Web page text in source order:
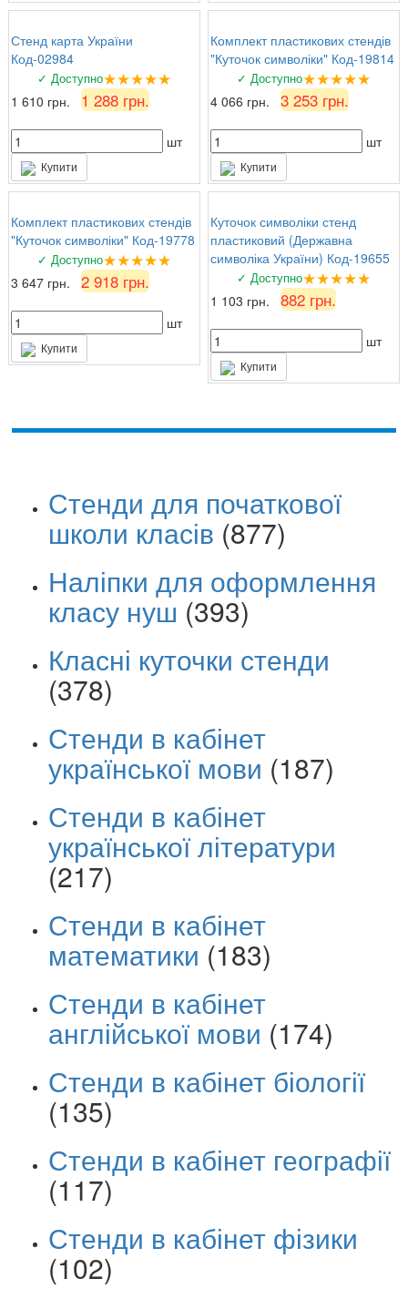
Стенд карта України
Код-02984
✓ Доступно★★★★★
1 610 грн. 1 288 грн.
шт
Купити
Комплект пластикових стендів
"Куточок символіки" Код-19814
✓ Доступно★★★★★
4 066 грн. 3 253 грн.
шт
Купити
Комплект пластикових стендів
"Куточок символіки" Код-19778
✓ Доступно★★★★★
3 647 грн. 2 918 грн.
шт
Купити
Куточок символіки стенд
пластиковий (Державна
символіка України) Код-19655
✓ Доступно★★★★★
1 103 грн. 882 грн.
шт
Купити
Стенди для початкової
школи класів (877)
Наліпки для оформлення
класу нуш (393)
Класні куточки стенди
(378)
Стенди в кабінет
української мови (187)
Стенди в кабінет
української літератури
(217)
Стенди в кабінет
математики (183)
Стенди в кабінет
англійської мови (174)
Стенди в кабінет біології
(135)
Стенди в кабінет географії
(117)
Стенди в кабінет фізики
(102)